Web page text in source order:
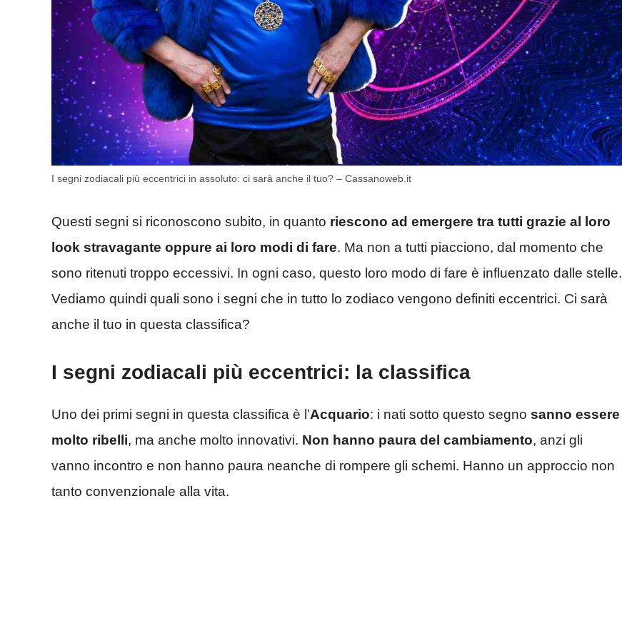
I segni zodiacali più eccentrici in assoluto: ci sarà anche il tuo? – Cassanoweb.it
Questi segni si riconoscono subito, in quanto riescono ad emergere tra tutti grazie al loro
look stravagante oppure ai loro modi di fare. Ma non a tutti piacciono, dal momento che
sono ritenuti troppo eccessivi. In ogni caso, questo loro modo di fare è influenzato dalle stelle.
Vediamo quindi quali sono i segni che in tutto lo zodiaco vengono definiti eccentrici. Ci sarà
anche il tuo in questa classifica?
I segni zodiacali più eccentrici: la classifica
Uno dei primi segni in questa classifica è l’Acquario: i nati sotto questo segno sanno essere
molto ribelli, ma anche molto innovativi. Non hanno paura del cambiamento, anzi gli
vanno incontro e non hanno paura neanche di rompere gli schemi. Hanno un approccio non
tanto convenzionale alla vita.